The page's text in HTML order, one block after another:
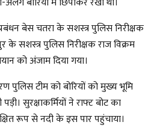
बेस चतरा के सशस्त्र पुलिस निरीक्षक
के सशस्त्र पुलिस निरीक्षक राज विक्रम
को अंजाम दिया गया।
पुलिस टीम को बोरियों को मुख्य भूमि
सुरक्षाकर्मियों ने राफ्ट बोट का
रूप से नदी के इस पार पहुंचाया।